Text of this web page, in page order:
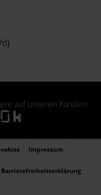
auf unseren Kanälen.
Impressum
Barrierefreiheitserklärung